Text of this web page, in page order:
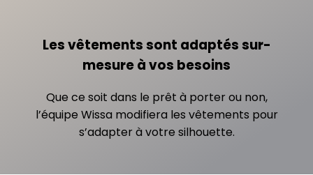
Les vêtements sont adaptés sur-
mesure à vos besoins
Que ce soit dans le prêt à porter ou non,
l’équipe Wissa modifiera les vêtements pour
s’adapter à votre silhouette.